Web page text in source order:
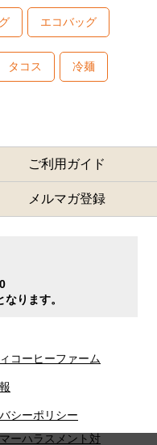
エコバッグ
タコス 冷麺
ご利用ガイド
メルマガ登録
ります。
コーヒーファーム
シーポリシー
ーハラスメント対